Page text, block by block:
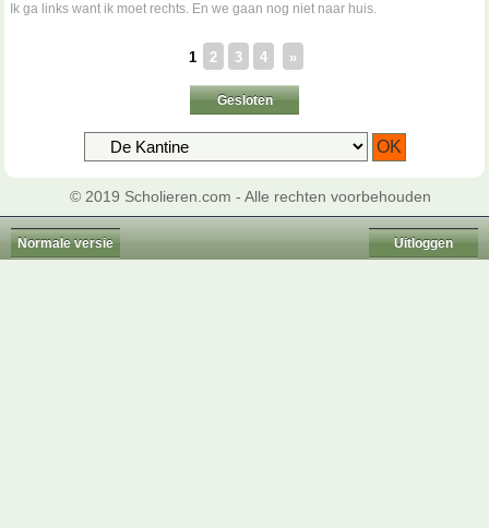
Ik ga links want ik moet rechts. En we gaan nog niet naar huis.
1 2 3 4 »
Gesloten
© 2019 Scholieren.com - Alle rechten voorbehouden
Normale versie Uitloggen